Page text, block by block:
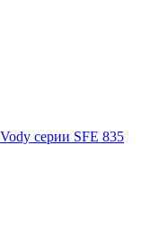
серии SFE 835